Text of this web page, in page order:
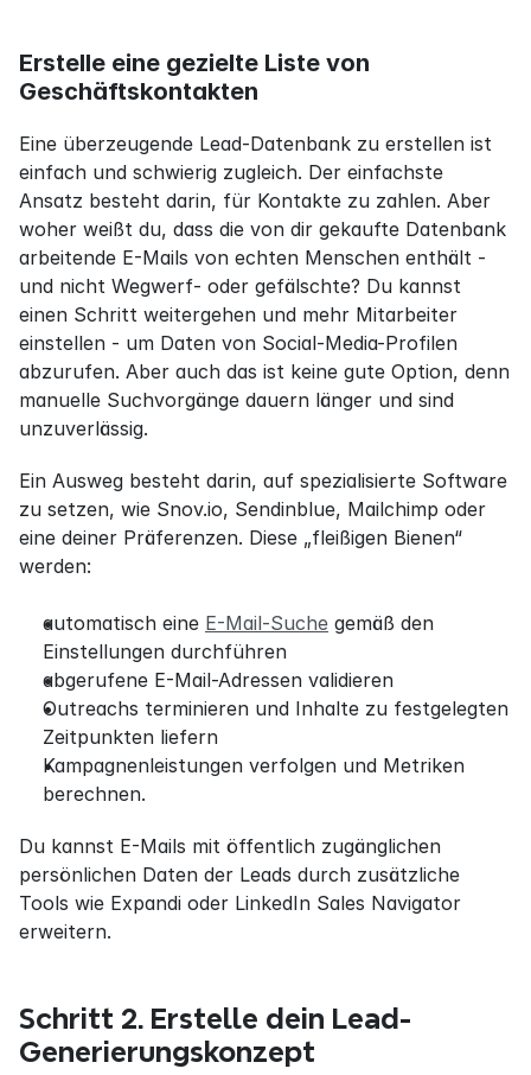
Erstelle eine gezielte Liste von
Geschäftskontakten
Eine überzeugende Lead-Datenbank zu erstellen ist
einfach und schwierig zugleich. Der einfachste
Ansatz besteht darin, für Kontakte zu zahlen. Aber
woher weißt du, dass die von dir gekaufte Datenbank
arbeitende E-Mails von echten Menschen enthält -
und nicht Wegwerf- oder gefälschte? Du kannst
einen Schritt weitergehen und mehr Mitarbeiter
einstellen - um Daten von Social-Media-Profilen
abzurufen. Aber auch das ist keine gute Option, denn
manuelle Suchvorgänge dauern länger und sind
unzuverlässig.
Ein Ausweg besteht darin, auf spezialisierte Software
zu setzen, wie Snov.io, Sendinblue, Mailchimp oder
eine deiner Präferenzen. Diese „fleißigen Bienen“
werden:
automatisch eine E-Mail-Suche gemäß den
Einstellungen durchführen
abgerufene E-Mail-Adressen validieren
Outreachs terminieren und Inhalte zu festgelegten
Zeitpunkten liefern
Kampagnenleistungen verfolgen und Metriken
berechnen.
Du kannst E-Mails mit öffentlich zugänglichen
persönlichen Daten der Leads durch zusätzliche
Tools wie Expandi oder LinkedIn Sales Navigator
erweitern.
Schritt 2. Erstelle dein Lead-
Generierungskonzept